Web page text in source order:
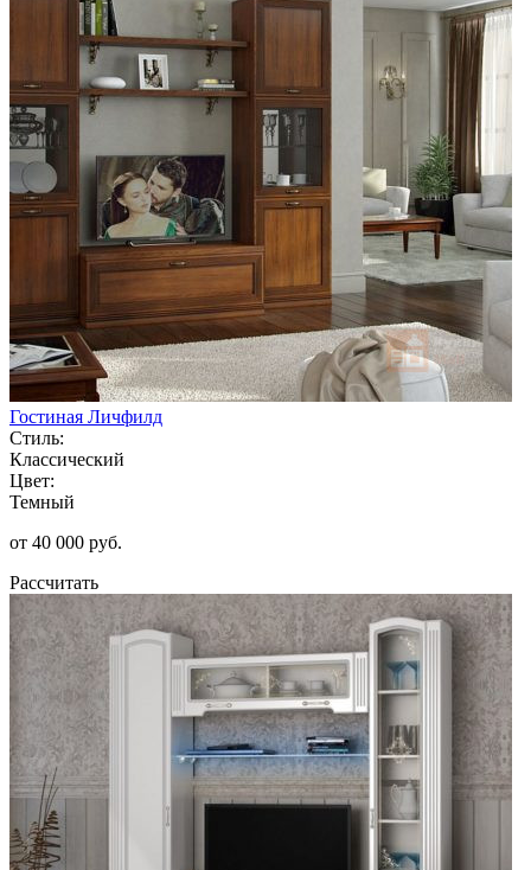
Гостиная Личфилд
Стиль:
Классический
Цвет:
Темный
от 40 000 руб.
Рассчитать